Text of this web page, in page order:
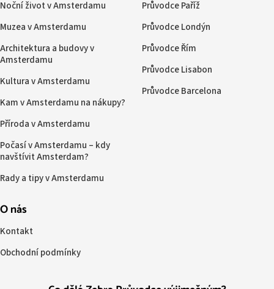
Noční život v Amsterdamu
Muzea v Amsterdamu
Architektura a budovy v
Amsterdamu
Kultura v Amsterdamu
Kam v Amsterdamu na nákupy?
Příroda v Amsterdamu
Počasí v Amsterdamu – kdy
navštívit Amsterdam?
Rady a tipy v Amsterdamu
Průvodce Paříž
Průvodce Londýn
Průvodce Řím
Průvodce Lisabon
Průvodce Barcelona
O nás
Kontakt
Obchodní podmínky